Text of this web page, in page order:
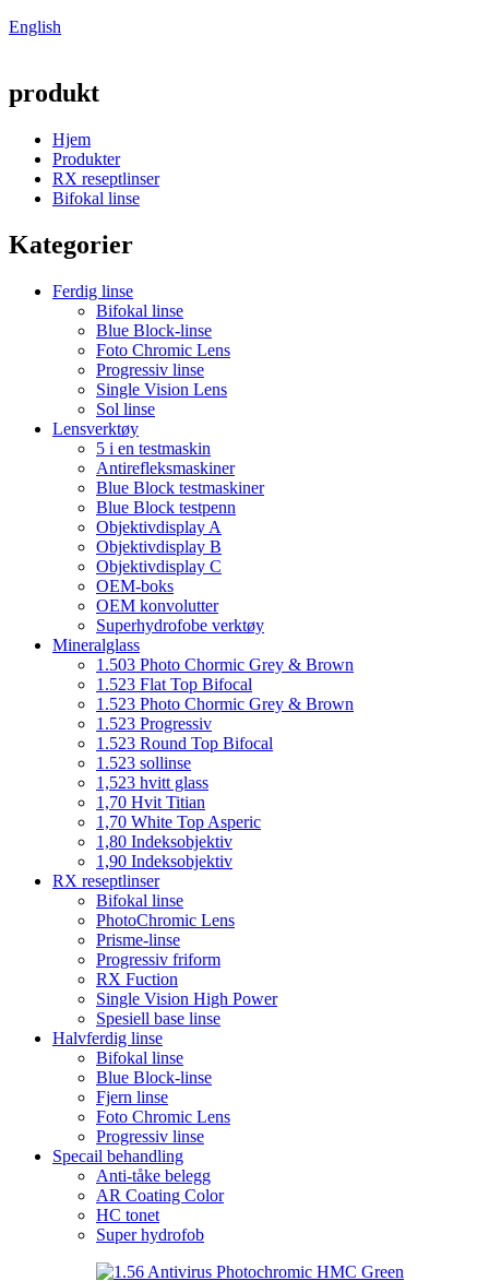
English
produkt
Hjem
Produkter
RX reseptlinser
Bifokal linse
Kategorier
Ferdig linse
Bifokal linse
Blue Block-linse
Foto Chromic Lens
Progressiv linse
Single Vision Lens
Sol linse
Lensverktøy
5 i en testmaskin
Antirefleksmaskiner
Blue Block testmaskiner
Blue Block testpenn
Objektivdisplay A
Objektivdisplay B
Objektivdisplay C
OEM-boks
OEM konvolutter
Superhydrofobe verktøy
Mineralglass
1.503 Photo Chormic Grey & Brown
1.523 Flat Top Bifocal
1.523 Photo Chormic Grey & Brown
1.523 Progressiv
1.523 Round Top Bifocal
1.523 sollinse
1,523 hvitt glass
1,70 Hvit Titian
1,70 White Top Asperic
1,80 Indeksobjektiv
1,90 Indeksobjektiv
RX reseptlinser
Bifokal linse
PhotoChromic Lens
Prisme-linse
Progressiv friform
RX Fuction
Single Vision High Power
Spesiell base linse
Halvferdig linse
Bifokal linse
Blue Block-linse
Fjern linse
Foto Chromic Lens
Progressiv linse
Specail behandling
Anti-tåke belegg
AR Coating Color
HC tonet
Super hydrofob